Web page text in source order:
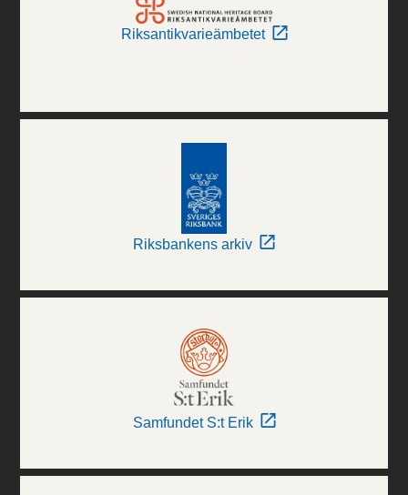
Riksantikvarieämbetet
Riksbankens arkiv
Samfundet S:t Erik